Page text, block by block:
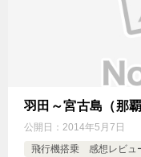
羽田～宮古島（那
公開日： 2014年5月7日
飛行機搭乗 感想レビュ